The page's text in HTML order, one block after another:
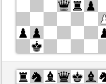
Wit
Pecchio (1184) (-12)
Zwart
Mike88 (1262) (+12)